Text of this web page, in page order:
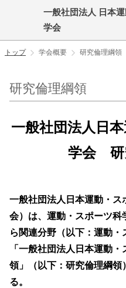
一般社団法人 日本
学会
トップ 学会概要 研究倫理綱領
研究倫理綱領
一般社団法人日
学会 研
一般社団法人日本運動・
会）は、運動・スポーツ
ら関連分野（以下：運動
「一般社団法人日本運動
領」（以下：研究倫理綱
る。